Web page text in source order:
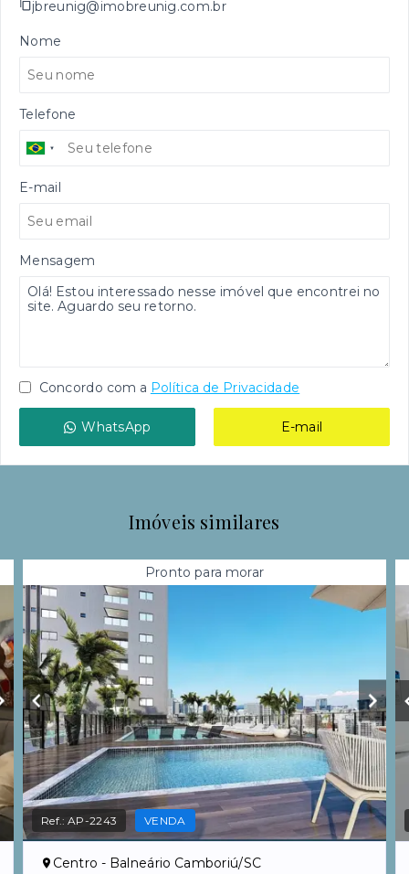
jbreunig@imobreunig.com.br
Nome
Telefone
E-mail
Mensagem
Concordo com a Política de Privacidade
WhatsApp E-mail
Imóveis similares
Pronto para morar
Ref.:AP-2243 VENDA
Centro - Balneário Camboriú/SC